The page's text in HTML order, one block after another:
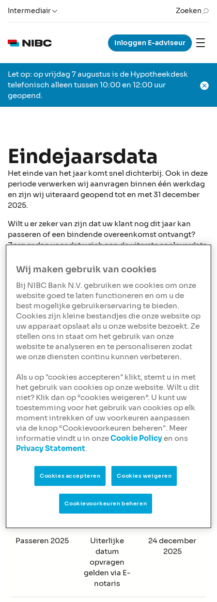
Intermediair Zoeken
Inloggen E-adviseur
Let op: op vrijdag 7 augustus is de Hypotheekdesk
telefonisch alleen tussen 10:00 en 12:00 uur
geopend.
Eindejaarsdata
Het einde van het jaar komt snel dichterbij. Ook in deze
periode verwerken wij aanvragen binnen één werkdag
en zijn wij uiteraard geopend tot en met 31 december
2025.
Wilt u er zeker van zijn dat uw klant nog dit jaar kan
passeren of een bindende overeenkomst ontvangt?
Zorg er dan voor dat u zich aan de uiterste aanleverdata
gezet.
Wat hebben wij
verruimd?
Nieuwe
aanvragen
Wat?
Uiterlijke
datum
Passeren 2025
Dossier
compleet en
16 december
2025
bindende
overeenkomst
retour
23 december
Passeren 2025
Uiterlijke
datum
opvragen
gelden via E-
notaris
24 december
2025
Wij maken gebruik van cookies
Bij NIBC Bank N.V. gebruiken we cookies om onze
website goed te laten functioneren en om u de
best mogelijke gebruikerservaring te bieden.
Cookies zijn kleine bestandjes die onze website op
uw apparaat opslaat als u onze website bezoekt. Ze
stellen ons in staat om het gebruik van onze
website te analyseren en te personaliseren zodat
we onze diensten continu kunnen verbeteren.
Als u op "cookies accepteren" klikt, stemt u in met
het gebruik van cookies op onze website. Wilt u dit
niet? Klik dan op “cookies weigeren”. U kunt uw
toestemming voor het gebruik van cookies op elk
moment intrekken of uw voorkeuren aanpassen
via de knop “Cookievoorkeuren beheren". Meer
informatie vindt u in onzeCookie Policyen ons
Privacy Statement.
Cookies accepteren Cookies weigeren
Cookievoorkeuren beheren